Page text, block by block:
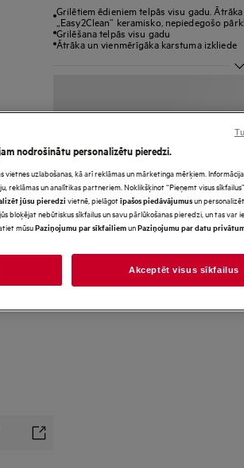
Grilētiem ēdieniem telpās visu gadu.
„Easy2Clean“ keramisko, nepiedegošo
Grilēšana telpās visu gadu
Ātrāka un vienmērīgāka karstuma izkliede
*Produkta lapas galerijā
paredzēti tikai ilustratīviem
precīzi neatspoguļo šo modeli.
nodrošinātu personalizētu pieredzi.
vietnes uzlabošanas, kā arī reklāmas un mārketinga mērķiem.
reklāmas un analītikas partneriem. Noklikšķinot “Pieņemt visus
jūsu pieredzi vietnē, pielāgotīpašos piedāvājumusun
bloķējat nebūtiskus sīkfailus un savu pārlūkošanas pieredzi, un tas var
mūsuPaziņojumu par sīkfailiemunPaziņojumu par datu
Akceptēt visus sīkfailus